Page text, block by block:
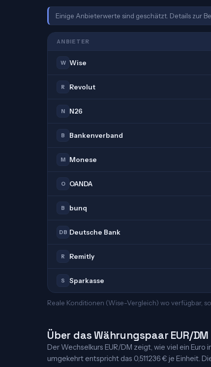
Einige Anbieterwerte sind geschätzt. Details zur
ANBIETER
W Wise
R Revolut
N N26
B Bankenverband
M Monese
O OANDA
B bunq
DB Deutsche Bank
R Remitly
S Sparkasse
Reale Konditionen (Wise-Vergleich) wo verfügbar,
Über das Währungspaar EUR/DM
Der Wechselkurs EUR/DM zeigt, wie viel ein
umgekehrt entspricht das 0,511236 € je Einheit.